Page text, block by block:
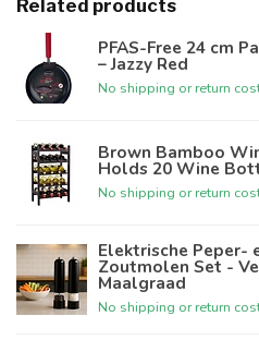
Related products
PFAS-Free 24 cm
– Jazzy Red
No shipping or return
Brown Bamboo
Holds 20 Wine
No shipping or return
Elektrische Peper-
Zoutmolen Set -
Maalgraad
No shipping or return